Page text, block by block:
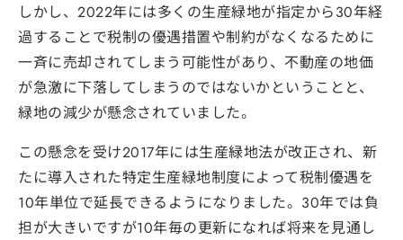
しかし、2022年には多くの生産緑地が指定から30年経
過することで税制の優遇措置や制約がなくなるために
一斉に売却されてしまう可能性があり、不動産の地価
が急激に下落してしまうのではないかということと、
緑地の減少が懸念されていました。
この懸念を受け2017年には生産緑地法が改正され、新
たに導入された特定生産緑地制度によって税制優遇を
10年単位で延長できるようになりました。30年では負
担が大きいですが10年毎の更新になれば将来を見通し